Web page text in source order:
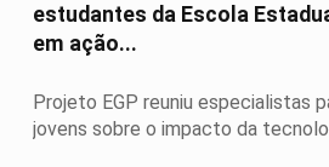
estudantes da Escola
em ação...
Projeto EGP reuniu especialistas
jovens sobre o impacto da